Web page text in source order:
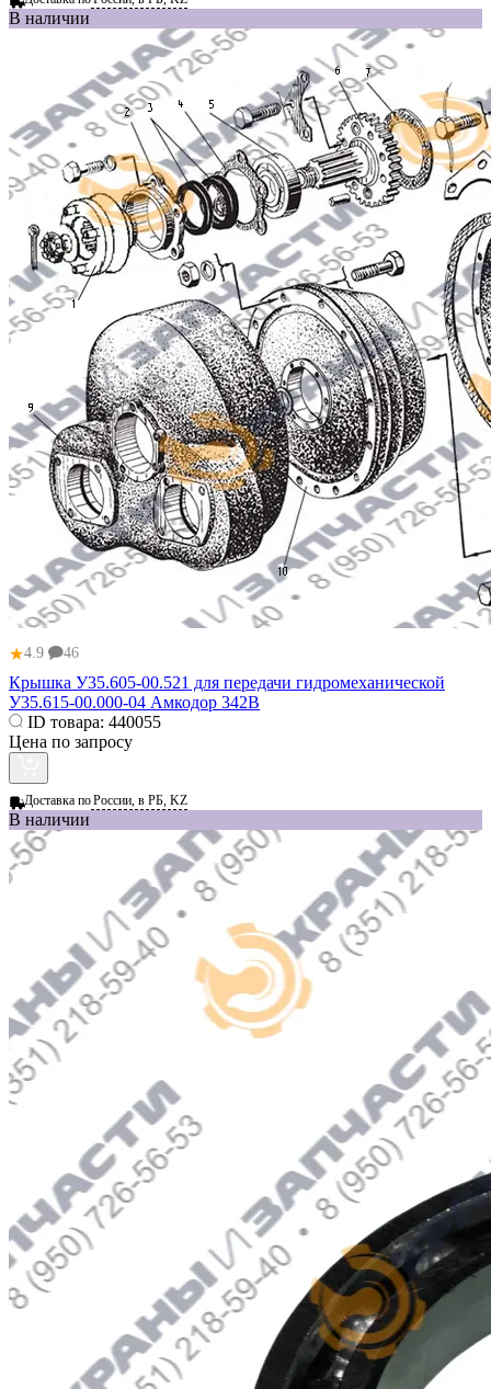
В наличии
★4.9 46
Крышка У35.605-00.521 для передачи гидромеханической
У35.615-00.000-04 Амкодор 342В
ID товара: 440055
Цена по запросу
Доставка поРоссии, в РБ, KZ
В наличии